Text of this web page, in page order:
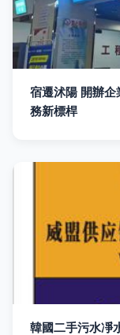
宿遷沭陽 開辦企
務新標桿
韓國二手污水凈